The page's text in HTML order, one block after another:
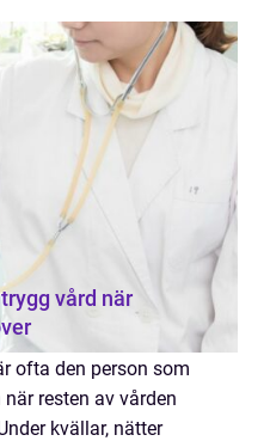
blir var...
vård när
ofta den person som
resten av vården
kvällar, nätter